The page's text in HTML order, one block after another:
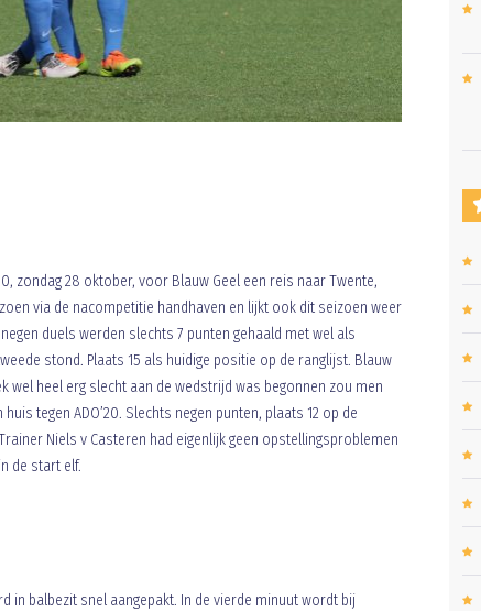
zondag 28 oktober, voor Blauw Geel een reis naar Twente,
via de nacompetitie handhaven en lijkt ook dit seizoen weer
duels werden slechts 7 punten gehaald met wel als
stond. Plaats 15 als huidige positie op de ranglijst. Blauw
wel heel erg slecht aan de wedstrijd was begonnen zou men
tegen ADO’20. Slechts negen punten, plaats 12 op de
Niels v Casteren had eigenlijk geen opstellingsproblemen
de start elf.
in balbezit snel aangepakt. In de vierde minuut wordt bij